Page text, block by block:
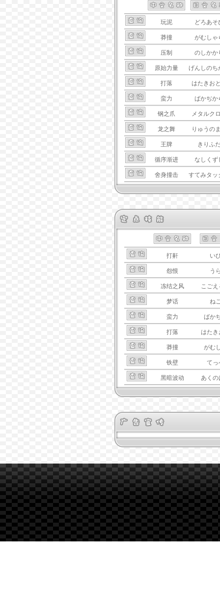
玩泥 どろあそ
莽撞 がむしゃ
压制 のしかか
原始力量 げんしのち
打落 はたきお
蛮力 ばかぢか
钢之爪 メタルク
龙之舞 りゅうの
王牌 きりふ
循序渐进 なしくず
舍身撞击 すてみタッ
打鼾 い
怨恨 う
冻结之风 こご
梦话 ね
蛮力 ばか
打落 はた
莽撞 がむ
铁壁 てっ
黑暗波动 あくの